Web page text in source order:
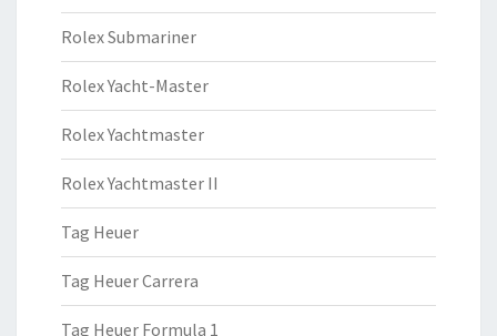
Rolex Submariner
Rolex Yacht-Master
Rolex Yachtmaster
Rolex Yachtmaster II
Tag Heuer
Tag Heuer Carrera
Tag Heuer Formula 1